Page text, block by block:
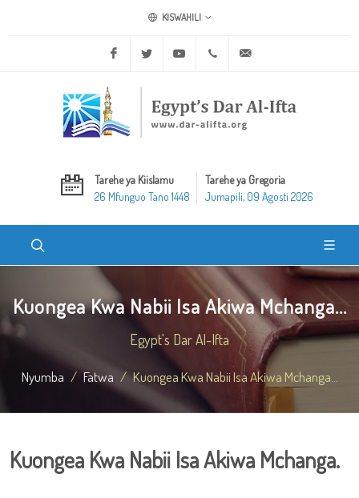
KISWAHILI
Facebook Twitter Youtube +20 2 25970400
Tarehe ya Kiislamu
26 Mfunguo Tano 1448
Tarehe ya Gregoria
Jumapili, 09 Agosti 2026
Kuongea Kwa Nabii Isa Akiwa Mchanga...
Egypt's Dar Al-Ifta
Nyumba Fatwa Kuongea Kwa Nabii Isa Akiwa Mchanga...
Kuongea Kwa Nabii Isa Akiwa Mchanga.